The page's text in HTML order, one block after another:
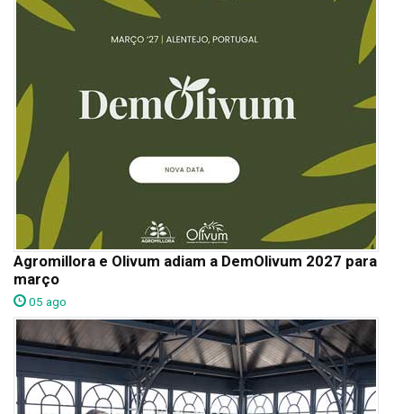
Agromillora e Olivum adiam a DemOlivum 2027 para
março
05 ago